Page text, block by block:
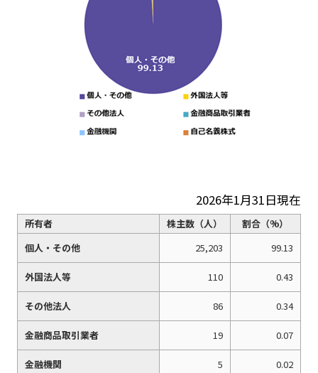
2026年1月31日現在
所有者 株主数（人）
割合（%）
個人・その他
25,203 99.13
外国法人等 110 0.43
その他法人 86 0.34
金融商品取引業者 19 0.07
金融機関 5 0.02